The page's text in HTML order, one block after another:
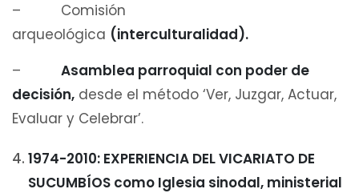
– Comisión
arqueológica (interculturalidad).
– Asamblea parroquial con poder de
decisión, desde el método ‘Ver, Juzgar, Actuar,
Evaluar y Celebrar’.
1974-2010: EXPERIENCIA DEL VICARIATO DE
SUCUMBÍOS como Iglesia sinodal, ministerial